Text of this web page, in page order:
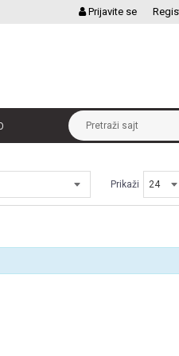
VELIKI IZBOR MODULARNIH
Prijavite se
Pretraži sajt
Prikaži